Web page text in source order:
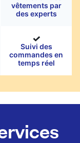
vêtements par
des experts
Suivi des
commandes en
temps réel